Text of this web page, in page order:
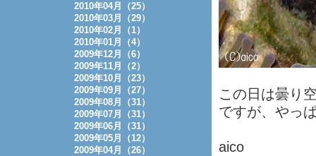
この日は曇り
ですが、やっ
aico
2010年04月（25）
2010年03月（29）
2010年02月（1）
2010年01月（4）
2009年12月（6）
2009年11月（2）
2009年10月（23）
2009年09月（27）
2009年08月（31）
2009年07月（31）
2009年06月（31）
2009年05月（12）
2009年04月（26）